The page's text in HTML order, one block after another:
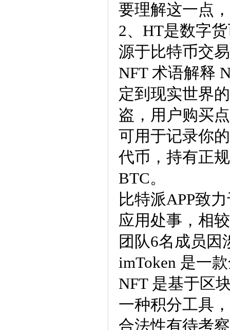
要理解这一点
2、HT是数字
源于比特币交
NFT 术语解释
定到现实世界
盗，用户购买
可用于记录你
代币，持有正
BTC。
比特派APP致
应用处事，相
团队6名成员
imToken 是一
NFT 是基于区
一种积分工具
合法性有待考